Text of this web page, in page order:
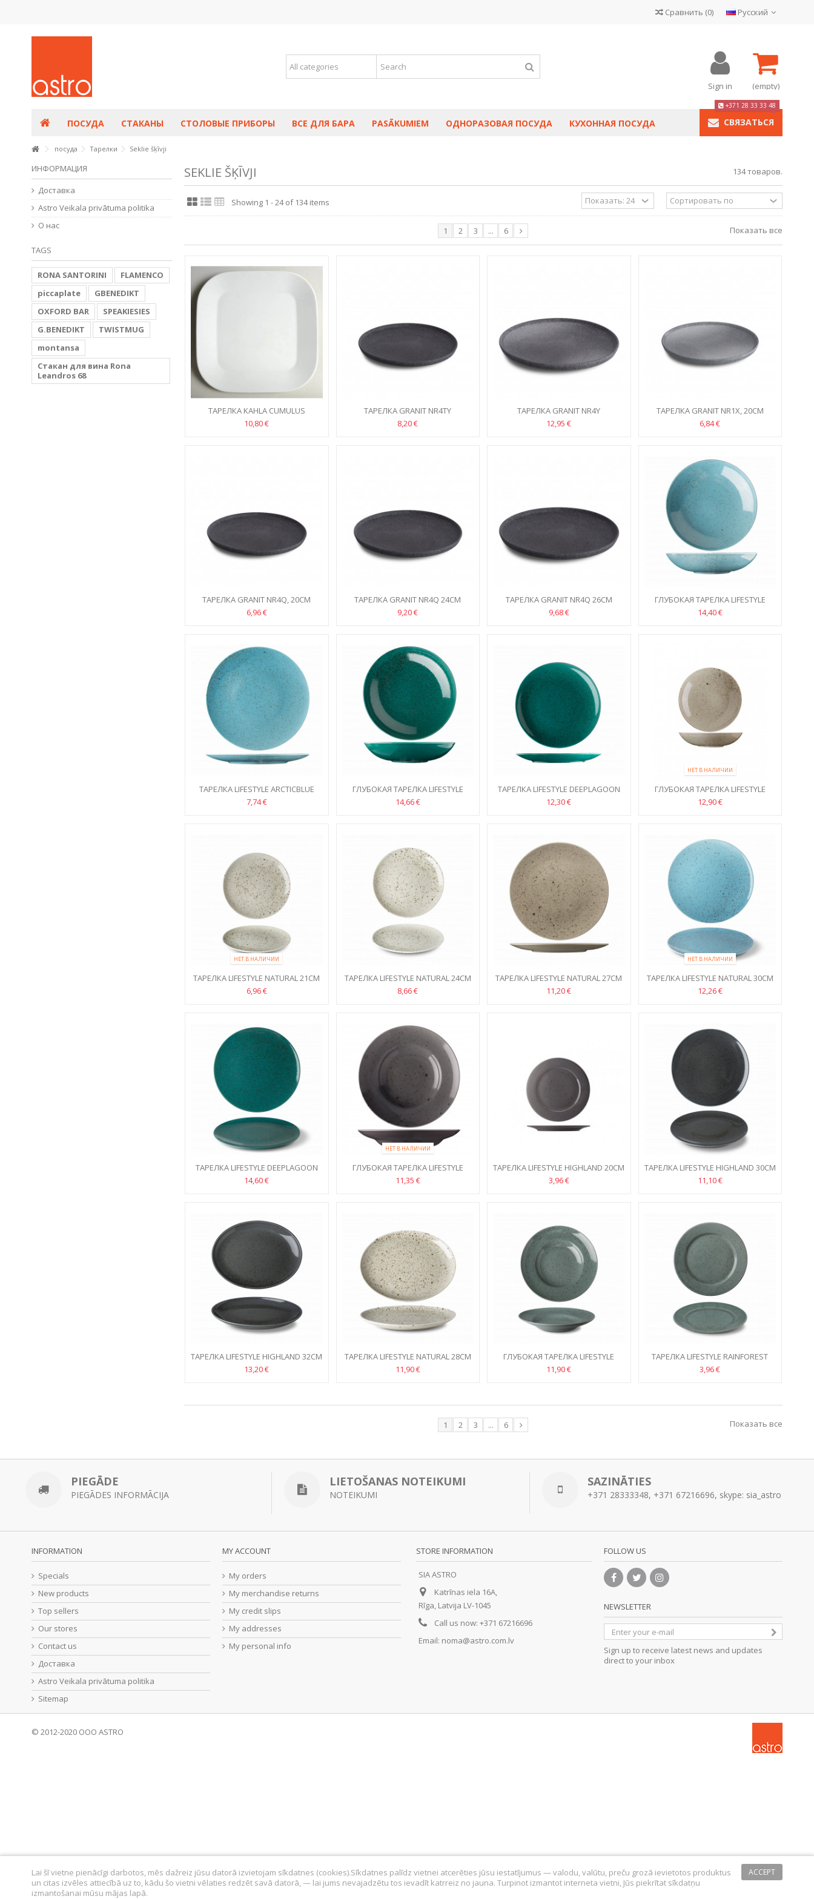
Русский
Сравнить (0)
(empty)
Sign in
ПОСУДА СТАКАНЫ СТОЛОВЫЕ ПРИБОРЫ ВСЕ ДЛЯ БАРА PASĀKUMIEM ОДНОРАЗОВАЯ ПОСУДА КУХОННАЯ ПОСУДА СВЯЗАТЬСЯ
+371 28 33 33 48
посуда Тарелки Seklie šķīvji
SEKLIE ŠĶĪVJI 134 товаров.
Showing 1 - 24 of 134 items
Показать все
1 2 3 ... 6
ТАРЕЛКА KAHLA CUMULUS
10,80 €
ТАРЕЛКА GRANIT NR4TY
8,20 €
ТАРЕЛКА GRANIT NR4Y
12,95 €
ТАРЕЛКА GRANIT NR1X, 20CM
6,84 €
ТАРЕЛКА GRANIT NR4Q, 20CM
6,96 €
ТАРЕЛКА GRANIT NR4Q 24CM
9,20 €
ТАРЕЛКА GRANIT NR4Q 26СМ
9,68 €
ГЛУБОКАЯ ТАРЕЛКA LIFESTYLE
ARCTICBLUE 26CM
14,40 €
ТАРЕЛКА LIFESTYLE ARCTICBLUE
21СМ
7,74 €
ГЛУБОКАЯ ТАРЕЛКA LIFESTYLE
DEEPLAGOON 26CM
14,66 €
ТАРЕЛКА LIFESTYLE DEEPLAGOON
24СМ
12,30 €
НЕТ В НАЛИЧИИ
ГЛУБОКАЯ ТАРЕЛКA LIFESTYLE
NATURAL 26CM
12,90 €
НЕТ В НАЛИЧИИ
ТАРЕЛКА LIFESTYLE NATURAL 21СМ
6,96 €
ТАРЕЛКА LIFESTYLE NATURAL 24CM
8,66 €
ТАРЕЛКА LIFESTYLE NATURAL 27CM
11,20 €
НЕТ В НАЛИЧИИ
ТАРЕЛКА LIFESTYLE NATURAL 30CM
12,26 €
ТАРЕЛКА LIFESTYLE DEEPLAGOON
30CM
14,60 €
НЕТ В НАЛИЧИИ
ГЛУБОКАЯ ТАРЕЛКА LIFESTYLE
HIGHLAND 29CM
11,35 €
ТАРЕЛКА LIFESTYLE HIGHLAND 20CM
3,96 €
ТАРЕЛКА LIFESTYLE HIGHLAND 30CM
11,10 €
ТАРЕЛКА LIFESTYLE HIGHLAND 32CM
13,20 €
ТАРЕЛКА LIFESTYLE NATURAL 28CM
11,90 €
ГЛУБОКАЯ ТАРЕЛКA LIFESTYLE
RAINFOREST 29CM
11,90 €
ТАРЕЛКА LIFESTYLE RAINFOREST
20CM
3,96 €
Показать все
1 2 3 ... 6
ИНФОРМАЦИЯ
Доставка
Astro Veikala privātuma politika
О нас
TAGS
RONA SANTORINI
FLAMENCO
piccaplate
GBENEDIKT
OXFORD BAR
SPEAKIESIES
G.BENEDIKT
TWISTMUG
montansa
Стакан для вина Rona
Leandros 68
PIEGĀDE
PIEGĀDES INFORMĀCIJA
LIETOŠANAS NOTEIKUMI
NOTEIKUMI
SAZINĀTIES
+371 28333348, +371 67216696, skype: sia_astro
INFORMATION
Specials
New products
Top sellers
Our stores
Contact us
Доставка
Astro Veikala privātuma politika
Sitemap
MY ACCOUNT
My orders
My merchandise returns
My credit slips
My addresses
My personal info
STORE INFORMATION
SIA ASTRO
Katrīnas iela 16A,
Rīga, Latvija LV-1045
Call us now: +371 67216696
Email: noma@astro.com.lv
FOLLOW US
NEWSLETTER
Sign up to receive latest news and updates
direct to your inbox
© 2012-2020 OOO ASTRO
ACCEPT
Lai šī vietne pienācīgi darbotos, mēs dažreiz jūsu datorā izvietojam sīkdatnes (cookies).Sīkdatnes palīdz vietnei atcerēties jūsu iestatījumus — valodu, valūtu, preču grozā ievietotos produktus
un citas izvēles attiecībā uz to, kādu šo vietni vēlaties redzēt savā datorā, — lai jums nevajadzētu tos ievadīt katrreiz no jauna. Turpinot izmantot interneta vietni, Jūs piekrītat sīkdatņu
izmantošanai mūsu mājas lapā.